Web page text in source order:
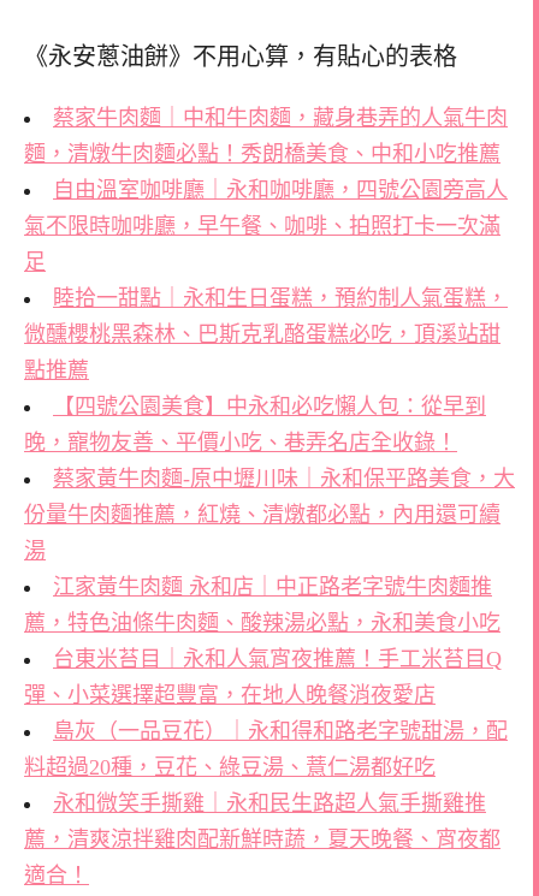
《永安蔥油餅》不用心算， 有貼心的表格
蔡家牛肉麵｜中和牛肉麵，藏身巷弄的人氣牛肉
麵，清燉牛肉麵必點！秀朗橋美食、中和小吃推薦
自由溫室咖啡廳｜永和咖啡廳，四號公園旁高人
氣不限時咖啡廳，早午餐、咖啡、拍照打卡一次滿
足
睦拾一甜點｜永和生日蛋糕，預約制人氣蛋糕，
微醺櫻桃黑森林、巴斯克乳酪蛋糕必吃，頂溪站甜
點推薦
【四號公園美食】中永和必吃懶人包：從早到
晚，寵物友善、平價小吃、巷弄名店全收錄！
蔡家黃牛肉麵-原中壢川味｜永和保平路美食，大
份量牛肉麵推薦，紅燒、清燉都必點，內用還可續
湯
江家黃牛肉麵 永和店｜中正路老字號牛肉麵推
薦，特色油條牛肉麵、酸辣湯必點，永和美食小吃
台東米苔目｜永和人氣宵夜推薦！手工米苔目Q
彈、小菜選擇超豐富，在地人晚餐消夜愛店
島灰（一品豆花）｜永和得和路老字號甜湯，配
料超過20種，豆花、綠豆湯、薏仁湯都好吃
永和微笑手撕雞｜永和民生路超人氣手撕雞推
薦，清爽涼拌雞肉配新鮮時蔬，夏天晚餐、宵夜都
適合！